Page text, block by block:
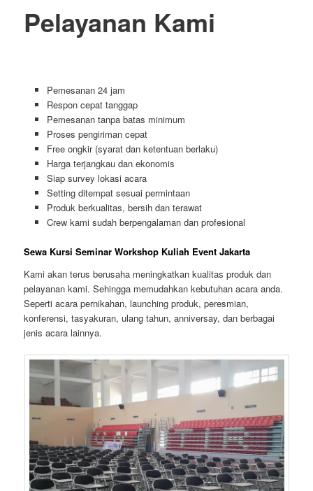
Pelayanan Kami
Pemesanan 24 jam
Respon cepat tanggap
Pemesanan tanpa batas minimum
Proses pengiriman cepat
Free ongkir (syarat dan ketentuan berlaku)
Harga terjangkau dan ekonomis
Siap survey lokasi acara
Setting ditempat sesuai permintaan
Produk berkualitas, bersih dan terawat
Crew kami sudah berpengalaman dan profesional
Sewa Kursi Seminar Workshop Kuliah Event Jakarta
Kami akan terus berusaha meningkatkan kualitas produk dan
pelayanan kami. Sehingga memudahkan kebutuhan acara anda.
Seperti acara pernikahan, launching produk, peresmian,
konferensi, tasyakuran, ulang tahun, anniversay, dan berbagai
jenis acara lainnya.